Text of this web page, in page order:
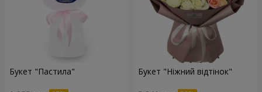
Букет "Пастила" Букет "Ніжний відтінок"